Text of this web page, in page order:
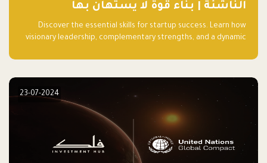
الناشئة | بناء قوة لا يستهان بها
Discover the essential skills for startup success. Learn how
visionary leadership, complementary strengths, and a dynamic
elevate your startup! Follow us @FalakHub
23-07-2024